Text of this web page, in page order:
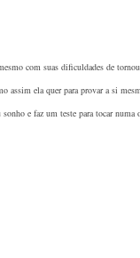
suas dificuldades de tornou
assim ela querpara provar a si
sonho e faz um teste para tocar numa